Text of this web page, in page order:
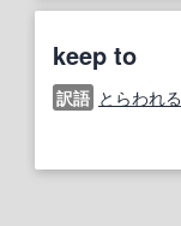
keep to
訳語 とらわれる